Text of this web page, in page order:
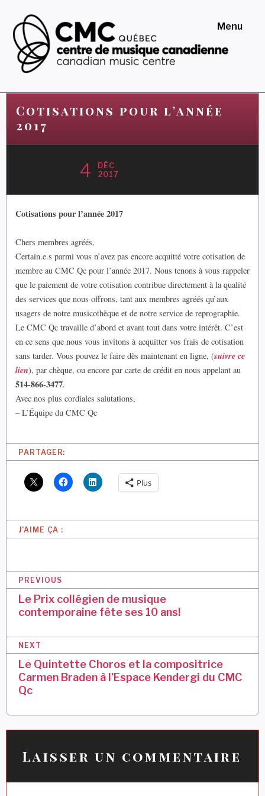
content
canadienne au Québec
Menu
Cotisations pour l’année
2017
4
DÉC
2017
Cotisations pour l’année 2017
Chers membres agréés,
Certain.e.s parmi vous n’avez pas encore acquitté votre cotisation de
membre au CMC Qc pour l’année 2017. Nous tenons à vous rappeler
que le paiement de votre cotisation contribue directement à la qualité
des services que nous offrons, tant aux membres agréés qu’aux
usagers de notre musicothèque et de notre service de reprographie.
Le CMC Qc travaille d’abord et avant tout dans votre intérêt. C’est
en ce sens que nous vous invitons à acquitter vos frais de cotisation
sans tarder. Vous pouvez le faire dès maintenant en ligne, (suivre ce
lien), par chèque, ou encore par carte de crédit en nous appelant au
514-866-3477.
Avec nos plus cordiales salutations,
– L’Équipe du CMC Qc
PARTAGER:
Plus
J’AIME ÇA :
N
i
g
i
o
PREVIOUS
Le Prix collégien de musique
contemporaine fête ses 10 ans!
NEXT
Le Quintette Choros et la compositrice
Carmen Braden à l’Espace Kendergi du CMC
Qc
Laisser un commentaire